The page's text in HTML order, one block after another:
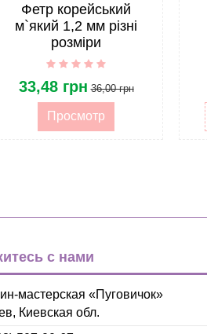
Фетр корейський
м`який 1,2 мм різні
розміри
33,48 грн 36,00 грн
Просмотр
с нами
мастерская «Пуговичок»
Киевская обл.